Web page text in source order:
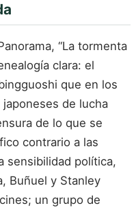
“La tormenta
clara: el
que en los
de lucha
de lo que se
contrario a las
sensibilidad política,
Buñuel y Stanley
un grupo de